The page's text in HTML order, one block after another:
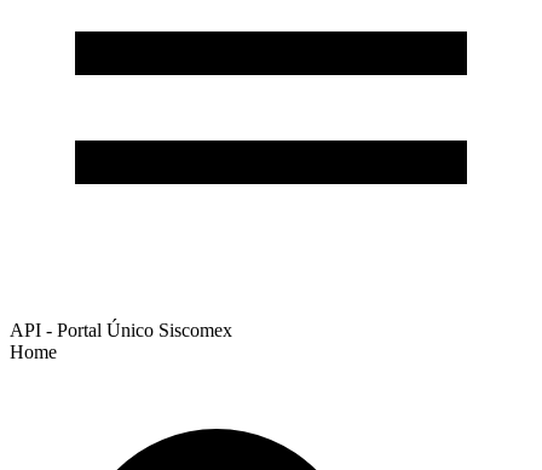
API - Portal Único Siscomex
Home